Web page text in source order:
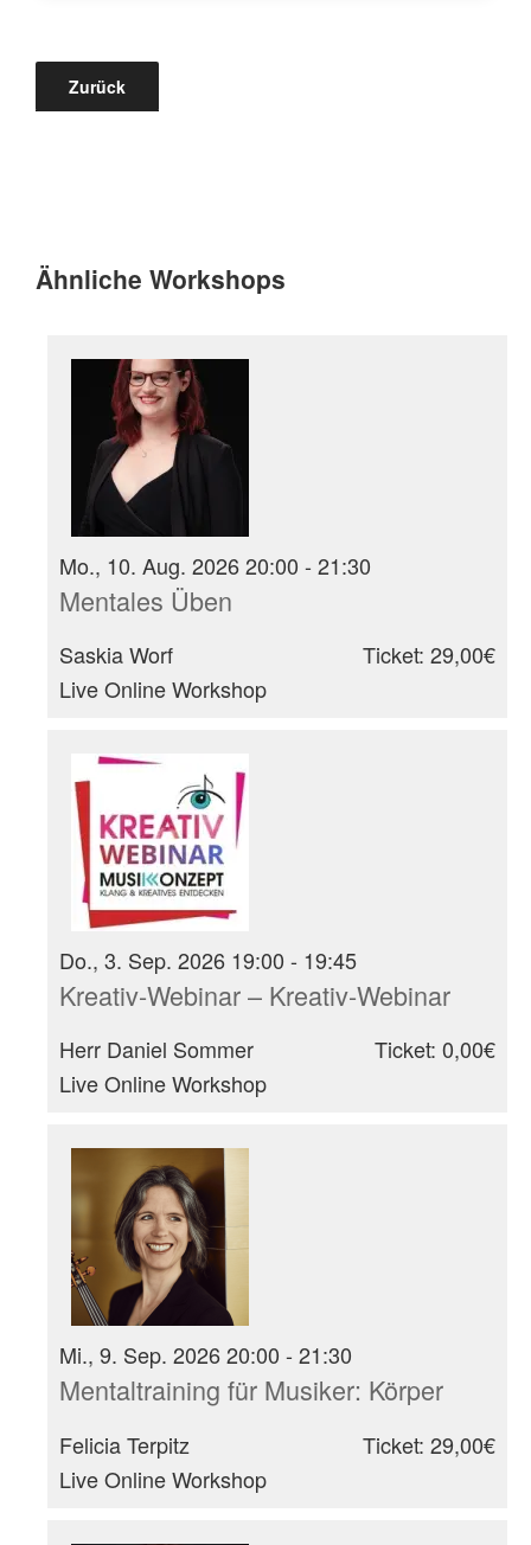
Zurück
Ähnliche Workshops
Mo., 10. Aug. 2026 20:00 - 21:30
Mentales Üben
Saskia Worf
Live Online Workshop
Ticket: 29,00€
Do., 3. Sep. 2026 19:00 - 19:45
Kreativ-Webinar – Kreativ-Webinar
Herr Daniel Sommer
Live Online Workshop
Ticket: 0,00€
Mi., 9. Sep. 2026 20:00 - 21:30
Mentaltraining für Musiker: Körper
Felicia Terpitz
Live Online Workshop
Ticket: 29,00€